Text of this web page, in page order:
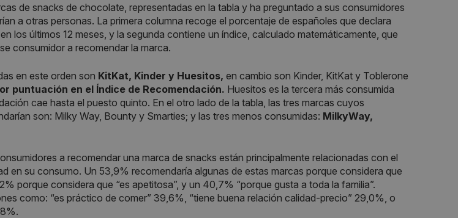
de snacks de chocolate, representadas en la tabla y ha preguntado a sus consumidores
a otras personas. La primera columna recoge el porcentaje de españoles que declara
los últimos 12 meses, y la segunda contiene un índice, calculado matemáticamente, que
consumidor a recomendar la marca.
en este orden son KitKat, Kinder y Huesitos, en cambio son Kinder, KitKat y Toblerone
puntuación en el Índice de Recomendación. Huesitos es la tercera más consumida
cae hasta el puesto quinto. En el otro lado de la tabla, las tres marcas cuyos
son: Milky Way, Bounty y Smarties; y las tres menos consumidas: MilkyWay,
a recomendar una marca de snacks están principalmente relacionadas con el
en su consumo. Un 53,9% recomendaría algunas de estas marcas porque considera que
porque considera que “es apetitosa”, y un 40,7% “porque gusta a toda la familia”.
como: “es práctico de comer” 39,6%, “tiene buena relación calidad-precio” 29,0%, o